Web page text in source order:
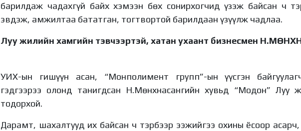
барилдаж чадахгүй байх хэмээн бөх сонирхогчид үзэж байсан ч
эвдэж, амжилтаа бататган, тогтвортой барилдаан үзүүлж чадлаа.
Луу жилийн хамгийн тэвчээртэй, хатан ухаант бизнесмен
УИХ-ын гишүүн асан, “Монполимент групп”-ын үүсгэн
гэдгээрээ олонд танигдсан Н.Мөнхнасангийн хувьд “Модон” Луу
тодорхой.
Дарамт, шахалтууд их байсан ч тэрбээр ээжийгээ охины ёсоор